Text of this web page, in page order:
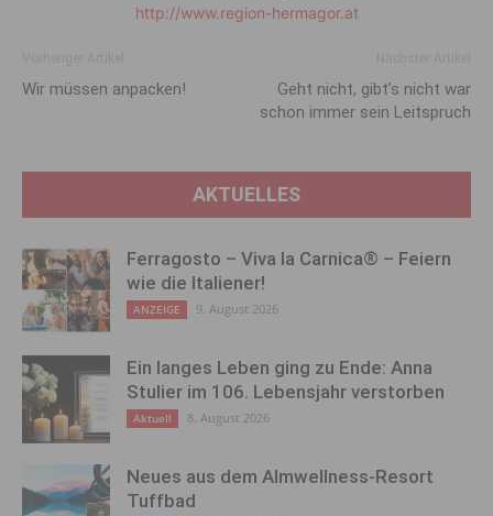
http://www.region-hermagor.at
Wir müssen anpacken!
Geht nicht, gibt’s nicht war
schon immer sein Leitspruch
AKTUELLES
Ferragosto – Viva la Carnica® – Feiern
wie die Italiener!
ANZEIGE 9. August 2026
Ein langes Leben ging zu Ende: Anna
Stulier im 106. Lebensjahr verstorben
Aktuell 8. August 2026
Neues aus dem Almwellness-Resort
Tuffbad